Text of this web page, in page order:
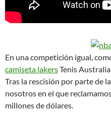
En una competición igual,
camiseta lakersTenis
Tras la rescisión por parte de
nosotros en el que
millones de dólares.